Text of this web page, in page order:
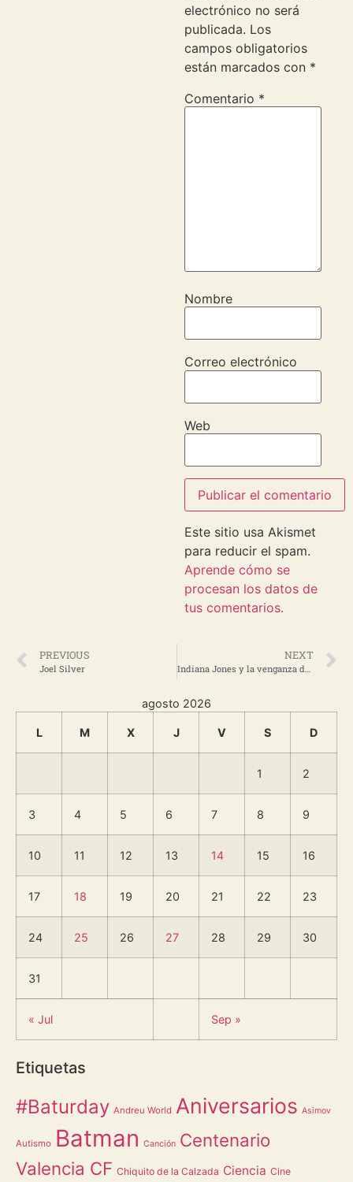
electrónico no será
publicada. Los
campos obligatorios
están marcados con *
Comentario *
Nombre
Correo electrónico
Web
Este sitio usa Akismet
para reducir el spam.
Aprende cómo se
procesan los datos de
tus comentarios.
PREVIOUS
Joel Silver
NEXT
Indiana Jones y la venganza de los Transformers
agosto 2026
L M X J V S D
1 2
3 4 5 6 7 8 9
10 11 12 13 14 15 16
17 18 19 20 21 22 23
24 25 26 27 28 29 30
31
« Jul Sep »
Etiquetas
#Baturday Andreu World Aniversarios Asimov
Autismo Batman Canción Centenario
Valencia CF Chiquito de la Calzada Ciencia Cine